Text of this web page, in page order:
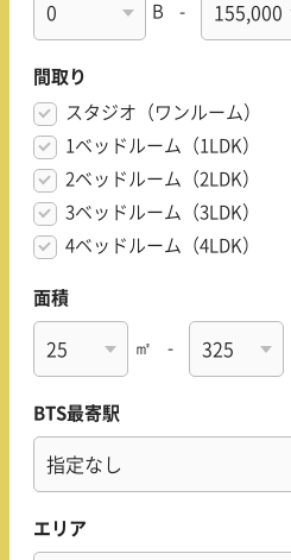
B -
間取り
スタジオ（ワンルーム）
1ベッドルーム（1LDK）
2ベッドルーム（2LDK）
3ベッドルーム（3LDK）
4ベッドルーム（4LDK）
面積
㎡ -
BTS最寄駅
エリア